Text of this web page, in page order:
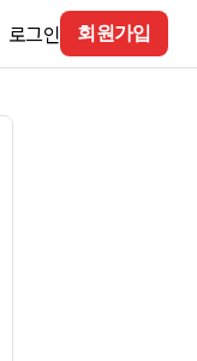
로그인 회원가입